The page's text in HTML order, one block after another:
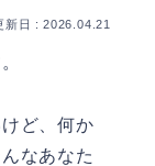
2026.04.21
ど、何か
なあなた